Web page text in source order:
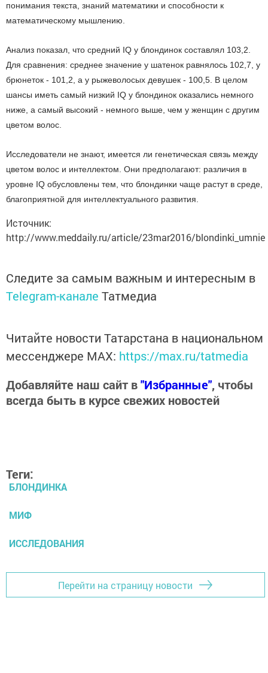
понимания текста, знаний математики и способности к
математическому мышлению.
Анализ показал, что средний IQ у блондинок составлял 103,2.
Для сравнения: среднее значение у шатенок равнялось 102,7, у
брюнеток - 101,2, а у рыжеволосых девушек - 100,5. В целом
шансы иметь самый низкий IQ у блондинок оказались немного
ниже, а самый высокий - немного выше, чем у женщин с другим
цветом волос.
Исследователи не знают, имеется ли генетическая связь между
цветом волос и интеллектом. Они предполагают: различия в
уровне IQ обусловлены тем, что блондинки чаще растут в среде,
благоприятной для интеллектуального развития.
Источник:
http://www.meddaily.ru/article/23mar2016/blondinki_umnie
Следите за самым важным и интересным в
Telegram-канале Татмедиа
Читайте новости Татарстана в национальном
мессенджере MАХ: https://max.ru/tatmedia
Добавляйте наш сайт в"Избранные", чтобы
всегда быть в курсе свежих новостей
Теги:
БЛОНДИНКА
МИФ
ИССЛЕДОВАНИЯ
Перейти на страницу новости